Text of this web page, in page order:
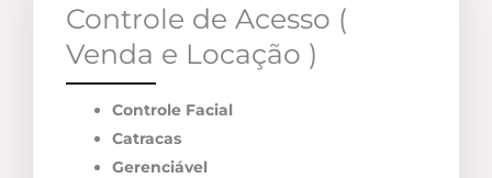
Controle de Acesso (
Venda e Locação )
Controle Facial
Catracas
Gerenciável